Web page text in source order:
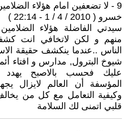
9 - لا تضعفين امام هؤلاء الضلامين
خسرو ( 2010 / 4 / 1 - 22:14 )
سيدتي الفاضلة هؤلاء
منهم و لكن لاتخافي انت
الناس ..عندما ينكشف حقيقة
شيوخ البترول, مدارس و افتاء
عليك فحسب بالاصبح يهدد
المؤسفة أن العالم لايزال
وكيفية التعامل مع كل من
قلبي اتمنى لك السلامة